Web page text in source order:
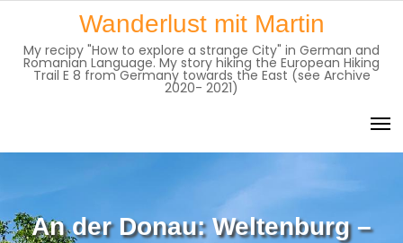
content
Wanderlust mit Martin
My recipy "How to explore a strange City" in German and
Romanian Language. My story hiking the European Hiking
Trail E 8 from Germany towards the East (see Archive
2020- 2021)
An der Donau: Weltenburg –